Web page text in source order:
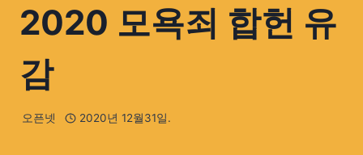
2020 모욕죄 합헌 유
감
오픈넷 2020년 12월31일.